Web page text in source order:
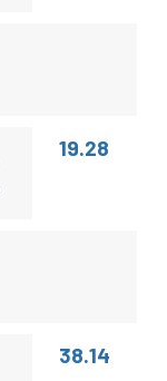
19.28
38.14